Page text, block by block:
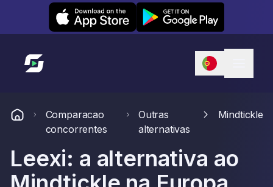
Leexi on iOS Leexi on Android
Link para a página inicial
Comparacao
concorrentes
Outras
alternativas
Mindtickle
Leexi: a alternativa ao